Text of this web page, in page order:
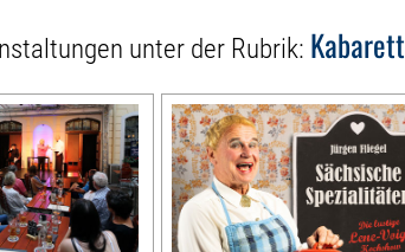
unter der Rubrik: Kabarett